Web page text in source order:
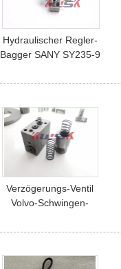
Hydraulischer Regler-
Bagger SANY SY235-9
Verzögerungs-Ventil
Volvo-Schwingen-
M5X130